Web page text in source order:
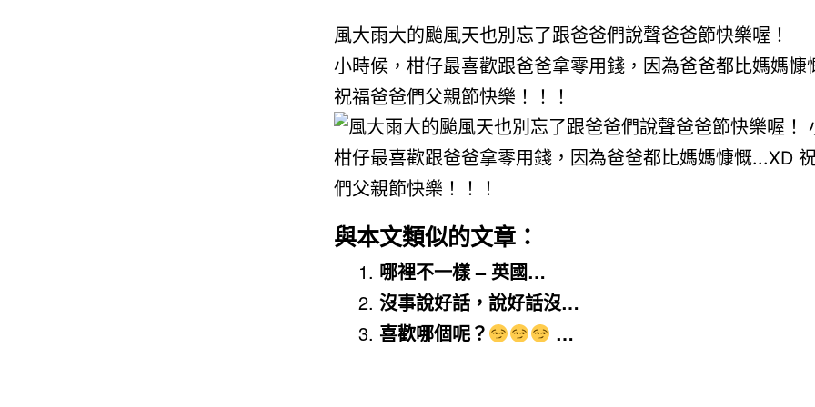
風大雨大的颱風天也別忘了跟爸爸們說聲爸爸節快樂喔！
小時候，柑仔最喜歡跟爸爸拿零用錢，因為爸爸都比媽媽
祝福爸爸們父親節快樂！！！
與本文類似的文章：
哪裡不一樣 – 英國…
沒事說好話，說好話沒…
喜歡哪個呢？
…